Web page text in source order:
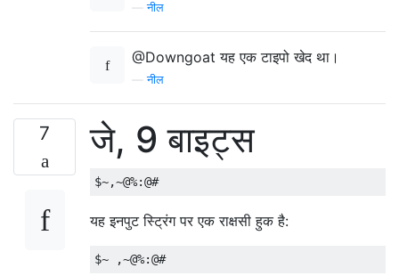
—नील
@Downgoat यह एक टाइपो खेद था।
—नील
7 जे, 9 बाइट्स
यह इनपुट स्ट्रिंग पर एक राक्षसी हुक है: